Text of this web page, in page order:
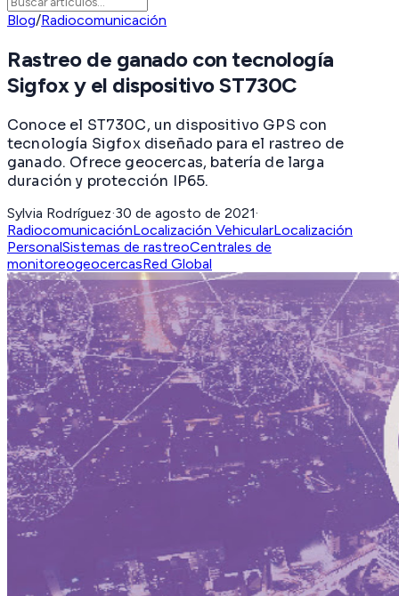
Blog/Radiocomunicación
Rastreo de ganado con tecnología
Sigfox y el dispositivo ST730C
Conoce el ST730C, un dispositivo GPS con
tecnología Sigfox diseñado para el rastreo de
ganado. Ofrece geocercas, batería de larga
duración y protección IP65.
Sylvia Rodríguez·30 de agosto de 2021·
RadiocomunicaciónLocalización VehicularLocalización
PersonalSistemas de rastreoCentrales de
monitoreogeocercasRed Global